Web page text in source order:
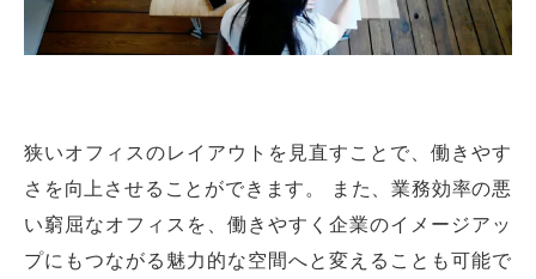
狭いオフィスのレイアウトを見直すことで、働きやす
さを向上させることができます。 また、業務効率の悪
い窮屈なオフィスを、働きやすく企業のイメージアッ
プにもつながる魅力的な空間へと変えることも可能で